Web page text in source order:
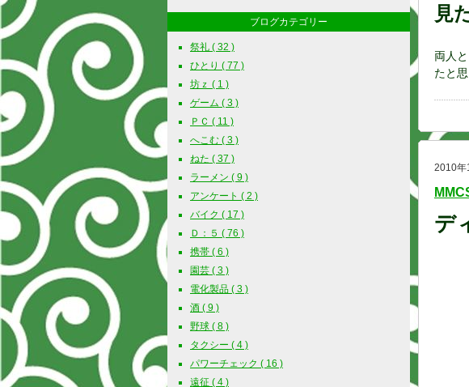
見
両人
たと
2010年
デ
ブログカテゴリー
祭礼 ( 32 )
ひとり ( 77 )
坊ｚ ( 1 )
ゲーム ( 3 )
ＰＣ ( 11 )
へこむ ( 3 )
ねた ( 37 )
ラーメン ( 9 )
アンケート ( 2 )
バイク ( 17 )
Ｄ：５ ( 76 )
携帯 ( 6 )
園芸 ( 3 )
電化製品 ( 3 )
酒 ( 9 )
野球 ( 8 )
タクシー ( 4 )
パワーチェック ( 16 )
遠征 ( 4 )